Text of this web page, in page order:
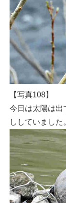
【写真108】
今日は太陽は出
ししていました